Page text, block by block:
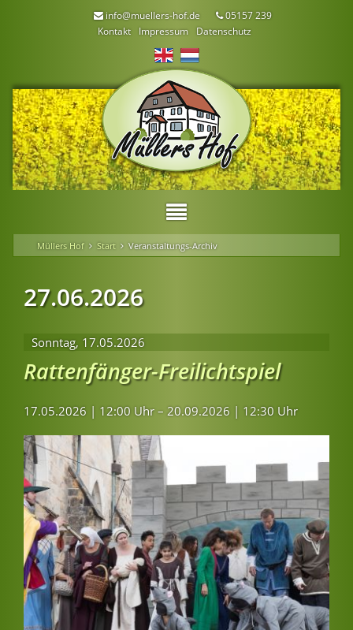
info@muellers-hof.de
05157 239
Kontakt
Impressum Datenschutz
Müllers Hof Start Veranstaltungs-Archiv
27.06.2026
Sonntag, 17.05.2026
Rattenfänger-Freilichtspiel
17.05.2026 | 12:00 Uhr – 20.09.2026 | 12:30 Uhr